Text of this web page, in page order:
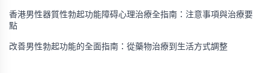
香港男性器質性勃起功能障碍心理治療全指南：注意事項與治療要
點
改善男性勃起功能的全面指南：從藥物治療到生活方式調整